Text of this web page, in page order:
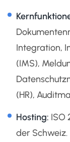
Integration,
(IMS),
(HR),
Hosting: ISO
der Schweiz.